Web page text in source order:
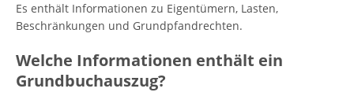
Es enthält Informationen zu Eigentümern, Lasten,
Beschränkungen und Grundpfandrechten.
Welche Informationen enthält ein
Grundbuchauszug?